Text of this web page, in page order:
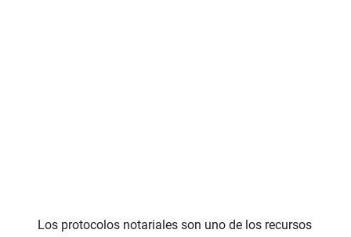
Los protocolos notariales son uno de los recursos